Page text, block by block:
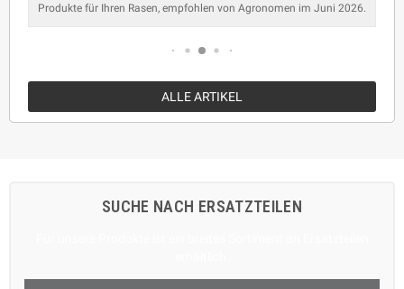
Produkte für Ihren Rasen, empfohlen von Agronomen im Juni 2026.
ALLE ARTIKEL
SUCHE NACH ERSATZTEILEN